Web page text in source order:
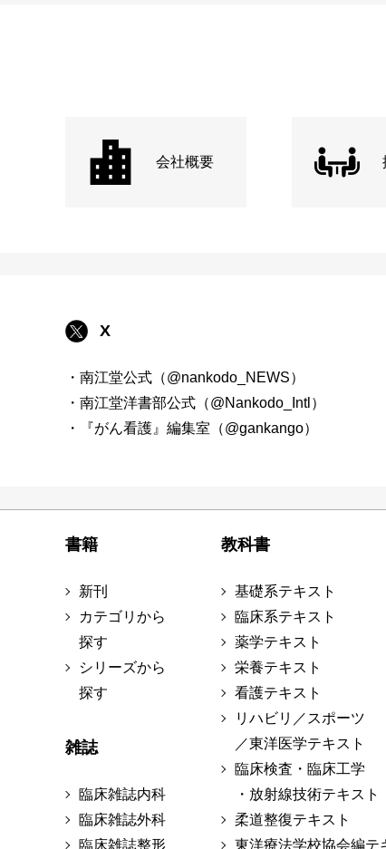
会社概要
X
・南江堂公式（@nankodo_NEWS）
・南江堂洋書部公式（@Nankodo_Intl）
・『がん看護』編集室（@gankango）
書籍
新刊
カテゴリから
探す
シリーズから
探す
雑誌
臨床雑誌内科
臨床雑誌外科
臨床雑誌整形
教科書
基礎系テキスト
臨床系テキスト
薬学テキスト
栄養テキスト
看護テキスト
リハビリ／スポーツ
／東洋医学テキスト
臨床検査・臨床工学
・放射線技術テキスト
柔道整復テキスト
東洋療法学校協会編テ